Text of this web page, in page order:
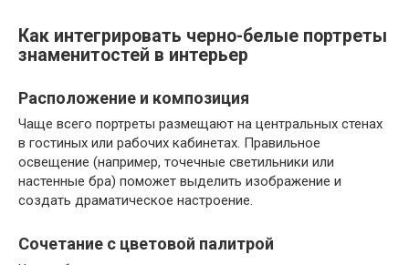
Как интегрировать черно-белые портреты
знаменитостей в интерьер
Расположение и композиция
Чаще всего портреты размещают на центральных стенах
в гостиных или рабочих кабинетах. Правильное
освещение (например, точечные светильники или
настенные бра) поможет выделить изображение и
создать драматическое настроение.
Сочетание с цветовой палитрой